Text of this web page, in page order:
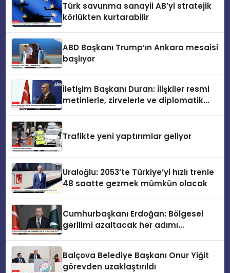
Türk savunma sanayii AB’yi stratejik
körlükten kurtarabilir
ABD Başkanı Trump’ın Ankara mesaisi
başlıyor
İletişim Başkanı Duran: İlişkiler resmi
metinlerle, zirvelerle ve diplomatik
Trafikte yeni yaptırımlar geliyor
Uraloğlu: 2053’te Türkiye’yi hızlı trenle
48 saatte gezmek mümkün olacak
Cumhurbaşkanı Erdoğan: Bölgesel
gerilimi azaltacak her adımı
Balçova Belediye Başkanı Onur Yiğit
görevden uzaklaştırıldı